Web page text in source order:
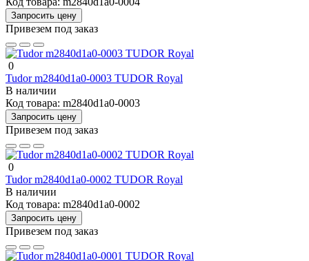
Запросить цену
Привезем под заказ
0
Tudor m2840d1a0-0003 TUDOR Royal
В наличии
Код товара: m2840d1a0-0003
Запросить цену
Привезем под заказ
0
Tudor m2840d1a0-0002 TUDOR Royal
В наличии
Код товара: m2840d1a0-0002
Запросить цену
Привезем под заказ